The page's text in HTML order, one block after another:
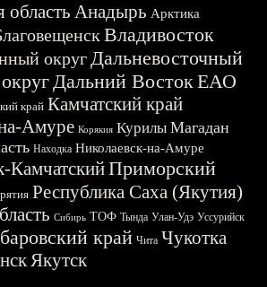
область Анадырь Арктика
Владивосток
округДальневосточный
Дальний ВостокЕАО
край Камчатский край
Амуре Корякия Курилы Магадан
Находка Николаевск-на-Амуре
КамчатскийПриморский
Республика Саха (Якутия)
Сибирь ТОФ Тында Улан-Удэ Уссурийск
край Чита Чукотка
Якутск